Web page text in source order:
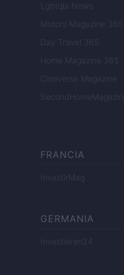
Lgbtqia News
Motors Magazine 365
Day Travel 365
Home Magazine 365
Cineverse Magazine
SecondHomeMagazine
FRANCIA
InvestirMag
GERMANIA
Investieren24